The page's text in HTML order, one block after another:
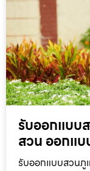
รับออกแบบ
สวน ออกแ
รับออกแบบสวนภู